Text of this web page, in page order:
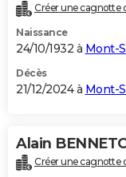
Créer une cagnotte
Naissance
24/10/1932 à Mont-
Décès
21/12/2024 à Mont-
Alain
Créer une cagnotte